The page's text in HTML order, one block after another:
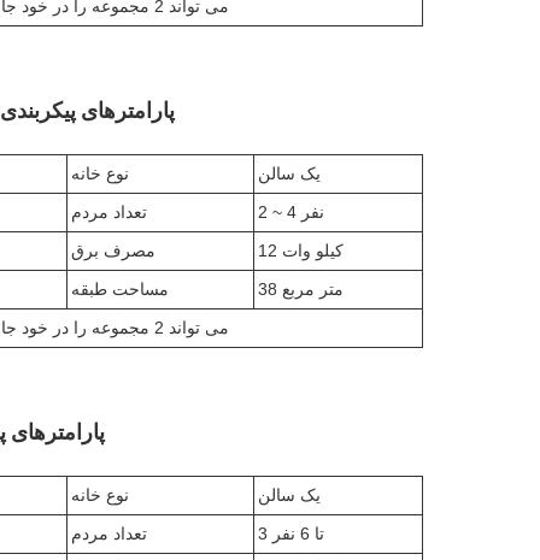
1 کانتینر حمل و نقل 40HQ می تواند 2 مجموعه را در خود جای دهد
پارامترهای پیکربندی
نوع خانه
یک سالن
تعداد مردم
2 ~ 4 نفر
مصرف برق
12 کیلو وات
مساحت طبقه
38 متر مربع
1 کانتینر حمل و نقل 40HQ می تواند 2 مجموعه را در خود جای دهد
پارامترهای
نوع خانه
یک سالن
تعداد مردم
3 تا 6 نفر